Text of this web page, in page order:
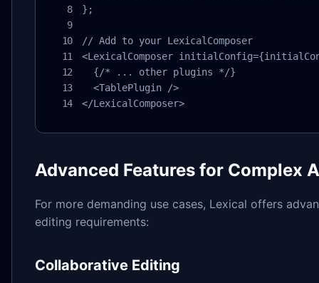
};
// Add to your LexicalComposer
<LexicalComposer
  {/* ... other plugins */}
  <TablePlugin />
</LexicalComposer>
Advanced Features for Complex
For more demanding use cases, Lexical offers
editing requirements:
Collaborative Editing